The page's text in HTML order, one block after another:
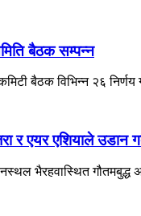
बैठक सम्पन्न
बैठक विभिन्न २६
र एयर एशियाले उडान
भैरहवास्थित गौतमबुद्ध